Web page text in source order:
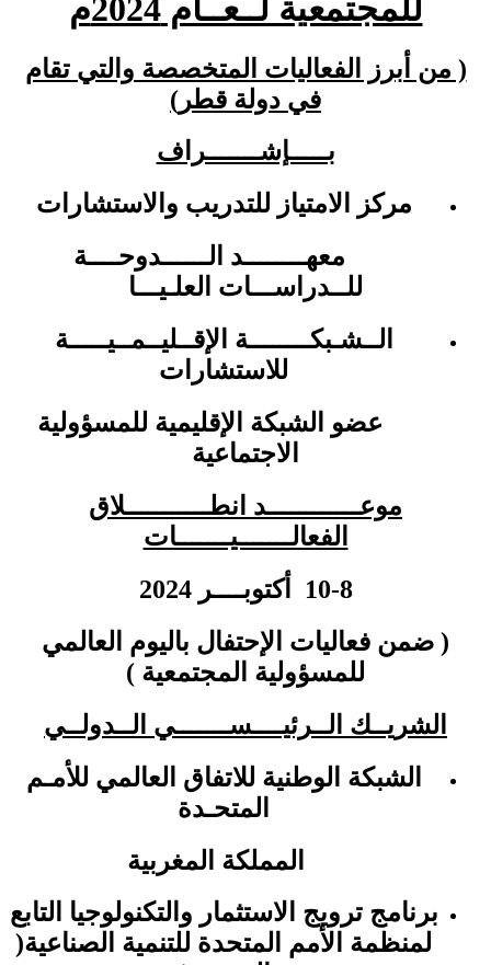
للمجتمعية لــعــام 2024م
( من أبرز الفعاليات المتخصصة والتي تقام
في دولة قطر)
بـــــإشـــــــراف
مركز الامتياز للتدريب والاستشارات
معهــــــــد الــــــدوحــــة
للــدراســـات العلـيـــا
الــشـبكــــــــة الإقــليــمــيـــــة
للاستشارات
عضو الشبكة الإقليمية للمسؤولية
الاجتماعية
موعــــــــــــد انطـــــــــــلاق
الفعالـــــــيـــــــات
10-8 أكتوبــــر 2024
( ضمن فعاليات الإحتفال باليوم العالمي
للمسؤولية المجتمعية )
الشريــك الــرئيــــســـــــي الــدولــي
الشبكة الوطنية للاتفاق العالمي للأمـم
المتحـدة
المملكة المغربية
برنامج ترويج الاستثمار والتكنولوجيا التابع
لمنظمة الأمم المتحدة للتنمية الصناعية(